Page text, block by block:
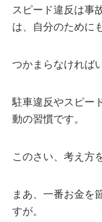
スピード違反は事
は、自分のために
つかまらなければ
駐車違反やスピー
動の習慣です。
このさい、考え方
まあ、一番お金を
すが。